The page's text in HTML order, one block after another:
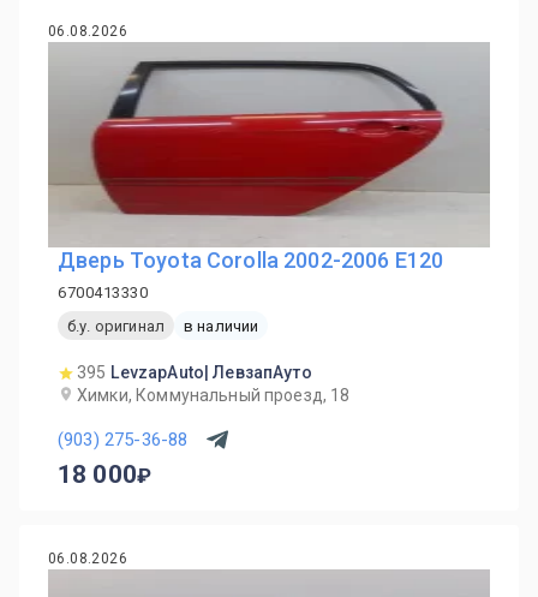
06.08.2026
Дверь Toyota Corolla 2002-2006 E120
6700413330
б.у. оригинал
в наличии
395 LevzapAuto| ЛевзапАуто
Химки, Коммунальный проезд, 18
(903) 275-36-88
18 000
06.08.2026